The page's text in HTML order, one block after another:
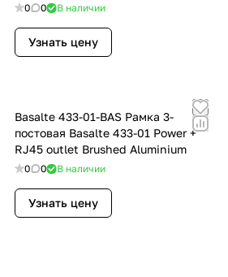
0 0 В наличии
Узнать цену
Basalte 433-01-BAS Рамка 3-
постовая Basalte 433-01 Power +
RJ45 outlet Brushed Aluminium
0 0 В наличии
Узнать цену